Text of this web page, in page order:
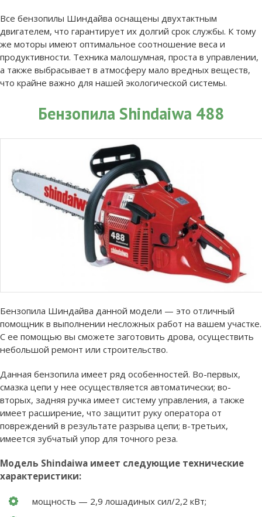
Все бензопилы Шиндайва оснащены двухтактным
двигателем, что гарантирует их долгий срок службы. К тому
же моторы имеют оптимальное соотношение веса и
продуктивности. Техника малошумная, проста в управлении,
а также выбрасывает в атмосферу мало вредных веществ,
что крайне важно для нашей экологической системы.
Бензопила Shindaiwa 488
Бензопила Шиндайва данной модели — это отличный
помощник в выполнении несложных работ на вашем участке.
С ее помощью вы сможете заготовить дрова, осуществить
небольшой ремонт или строительство.
Данная бензопила имеет ряд особенностей. Во-первых,
смазка цепи у нее осуществляется автоматически; во-
вторых, задняя ручка имеет систему управления, а также
имеет расширение, что защитит руку оператора от
повреждений в результате разрыва цепи; в-третьих,
имеется зубчатый упор для точного реза.
Модель Shindaiwa имеет следующие технические
характеристики:
мощность — 2,9 лошадиных сил/2,2 кВт;